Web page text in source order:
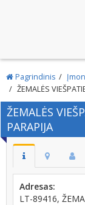
Pagrindinis
ŽEMALĖS
ŽEMALĖS
PARAPIJA
Adresas:
LT-89416,